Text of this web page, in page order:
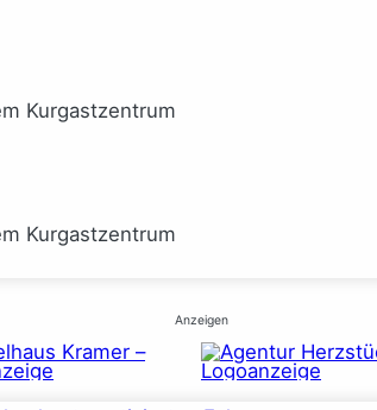
Kurgastzentrum
Kurgastzentrum
Anzeigen